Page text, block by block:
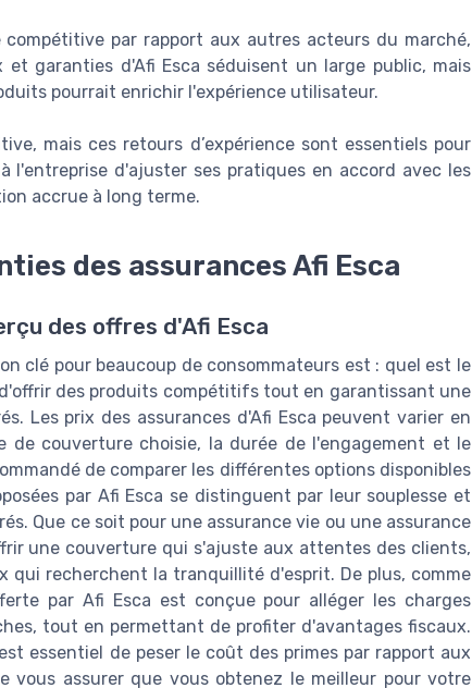
par rapport aux autres acteurs du marché,
garanties d'Afi Esca séduisent un large public, mais
pourrait enrichir l'expérience utilisateur.
mais ces retours d’expérience sont essentiels pour
l'entreprise d'ajuster ses pratiques en accord avec les
accrue à long terme.
des assurances Afi Esca
des offres d'Afi Esca
clé pour beaucoup de consommateurs est : quel est le
des produits compétitifs tout en garantissant une
Les prix des assurances d'Afi Esca peuvent varier en
couverture choisie, la durée de l'engagement et le
de comparer les différentes options disponibles
par Afi Esca se distinguent par leur souplesse et
Que ce soit pour une assurance vie ou une assurance
une couverture qui s'ajuste aux attentes des clients,
qui recherchent la tranquillité d'esprit. De plus, comme
par Afi Esca est conçue pour alléger les charges
tout en permettant de profiter d'avantages fiscaux.
essentiel de peser le coût des primes par rapport aux
vous assurer que vous obtenez le meilleur pour votre